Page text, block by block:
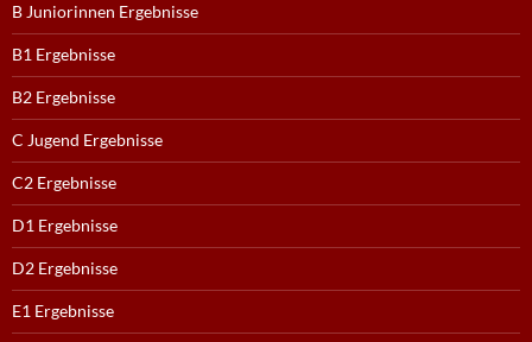
B Juniorinnen Ergebnisse
B1 Ergebnisse
B2 Ergebnisse
C Jugend Ergebnisse
C2 Ergebnisse
D1 Ergebnisse
D2 Ergebnisse
E1 Ergebnisse